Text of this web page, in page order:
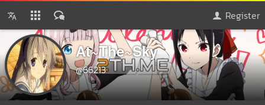
Register
At~The~Sky
@66213